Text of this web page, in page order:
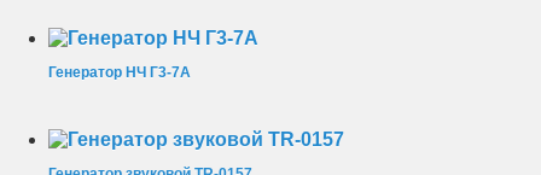
Генератор НЧ Г3-7А